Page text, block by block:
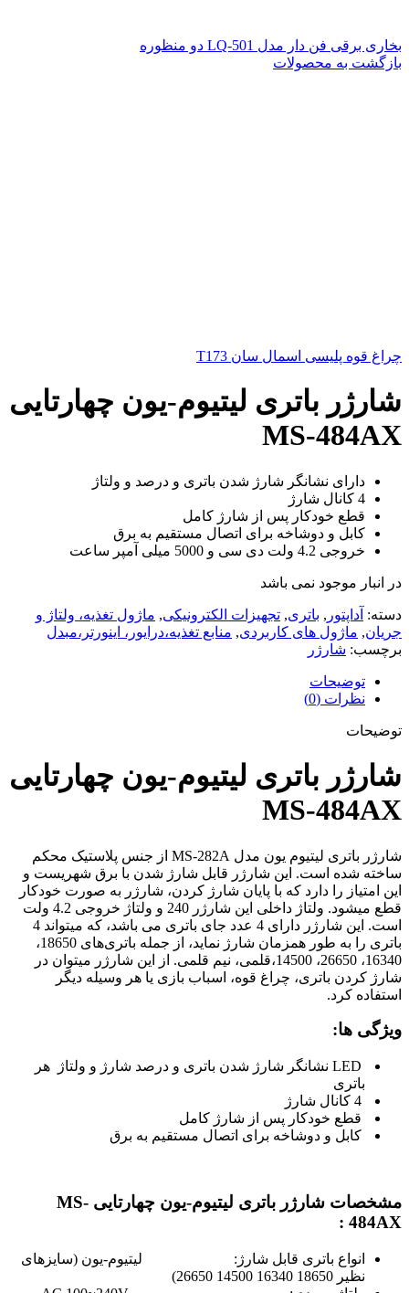
بخاری برقی فن دار مدل LQ-501 دو منظوره
بازگشت به محصولات
چراغ قوه پلیسی اسمال سان T173
شارژر باتری لیتیوم-یون چهارتایی
MS-484AX
دارای نشانگر شارژ شدن باتری و درصد و ولتاژ
4 کانال شارژ
قطع خودکار پس از شارژ کامل
کابل و دوشاخه برای اتصال مستقیم به برق
خروجی 4.2 ولت دی سی و 5000 میلی آمپر ساعت
در انبار موجود نمی باشد
دسته: آداپتور , باتری, تجهیزات الکترونیکی, ماژول تغذیه، ولتاژ و
جریان, ماژول های کاربردی, منابع تغذیه،درایور، اینورتر،مبدل
برچسب: شارژر
توضیحات
نظرات (0)
توضیحات
شارژر باتری لیتیوم-یون چهارتایی
MS-484AX
شارژر باتری لیتیوم یون مدل MS-282A از جنس پلاستیک محکم
ساخته شده است. این شارژر قابل شارژ شدن با برق شهریست و
این امتیاز را دارد که با پایان شارژ کردن، شارژر به صورت خودکار
قطع میشود. ولتاژ داخلی این شارژر 240 و ولتاژ خروجی 4.2 ولت
است. این شارژر دارای 4 عدد جای باتری می باشد، که میتواند 4
باتری را به طور همزمان شارژ نماید، از جمله باتری‌های 18650،
16340، 26650، 14500،قلمی، نیم قلمی. از این شارژر میتوان در
شارژ کردن باتری، چراغ قوه، اسباب بازی یا هر وسیله دیگر
استفاده کرد.
ویژگی ها:
LED نشانگر شارژ شدن باتری و درصد شارژ و ولتاژ هر
باتری
قطع خودکار پس از شارژ کامل
کابل و دوشاخه برای اتصال مستقیم به برق
مشخصات شارژر باتری لیتیوم-یون چهارتایی MS-
484AX :
انواع باتری قابل شارژ: لیتیوم-یون (سایزهای
نظیر 18650 16340 14500 26650)